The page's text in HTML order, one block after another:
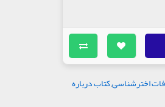
اخترشناسی,کتاب درباره